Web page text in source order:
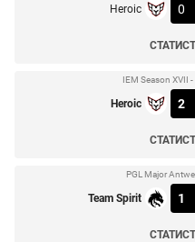
Heroic 0
IEM Season XVII
Heroic 2
PGL Major
Team Spirit 1